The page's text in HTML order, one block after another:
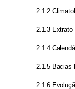
2.1.2
2.1.3 Extrato
2.1.4
2.1.5 Bacias
2.1.6